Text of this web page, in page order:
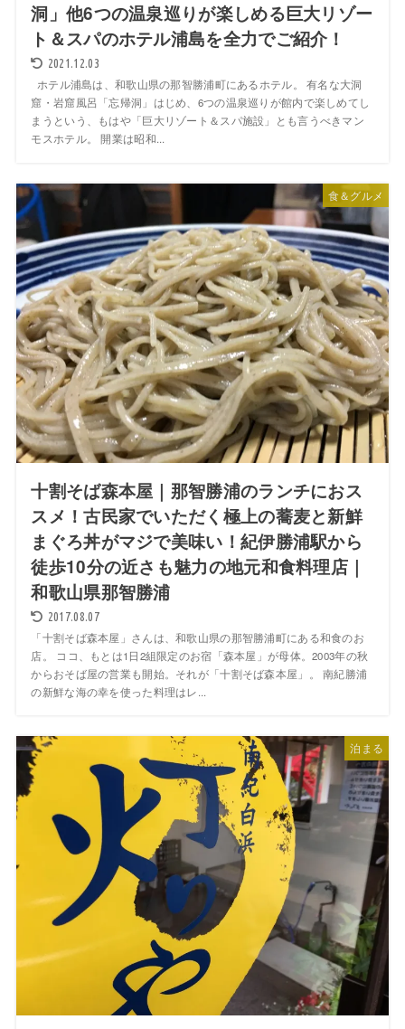
洞」他6つの温泉巡りが楽しめる巨大リゾー
ト＆スパのホテル浦島を全力でご紹介！
2021.12.03
ホテル浦島は、和歌山県の那智勝浦町にあるホテル。 有名な大洞
窟・岩窟風呂「忘帰洞」はじめ、6つの温泉巡りが館内で楽しめてし
まうという、もはや「巨大リゾート＆スパ施設」とも言うべきマン
モスホテル。 開業は昭和...
食＆グルメ
十割そば森本屋｜那智勝浦のランチにおス
スメ！古民家でいただく極上の蕎麦と新鮮
まぐろ丼がマジで美味い！紀伊勝浦駅から
徒歩10分の近さも魅力の地元和食料理店｜
和歌山県那智勝浦
2017.08.07
「十割そば森本屋」さんは、和歌山県の那智勝浦町にある和食のお
店。 ココ、もとは1日2組限定のお宿「森本屋」が母体。2003年の秋
からおそば屋の営業も開始。それが「十割そば森本屋」。 南紀勝浦
の新鮮な海の幸を使った料理はレ...
泊まる